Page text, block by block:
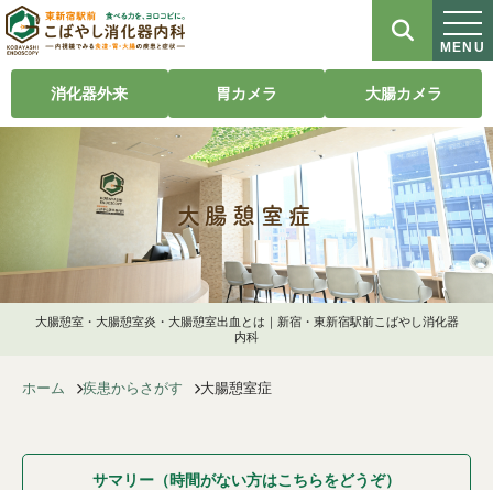
MENU
大腸憩室症
大腸憩室・大腸憩室炎・大腸憩室出血とは｜新宿・東新宿駅前こばやし消化器
内科
消化器外来 胃カメラ 大腸カメラ
ホーム 疾患からさがす 大腸憩室症
サマリー（時間がない方はこちらをどうぞ）